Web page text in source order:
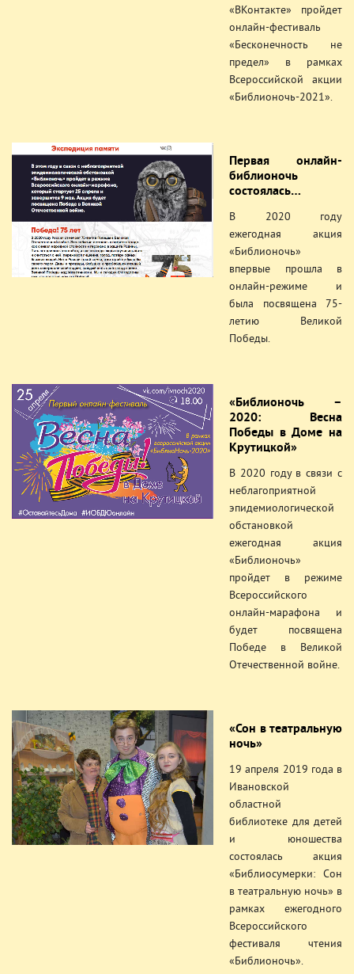
«ВКонтакте» пройдет
онлайн-фестиваль
«Бесконечность не
предел» в рамках
Всероссийской акции
«Библионочь-2021».
Первая онлайн-
библионочь
состоялась…
В 2020 году
ежегодная акция
«Библионочь»
впервые прошла в
онлайн-режиме и
была посвящена 75-
летию Великой
Победы.
«Библионочь –
2020: Весна
Победы в Доме на
Крутицкой»
В 2020 году в связи с
неблагоприятной
эпидемиологической
обстановкой
ежегодная акция
«Библионочь»
пройдет в режиме
Всероссийского
онлайн-марафона и
будет посвящена
Победе в Великой
Отечественной войне.
«Сон в театральную
ночь»
19 апреля 2019 года в
Ивановской
областной
библиотеке для детей
и юношества
состоялась акция
«Библиосумерки: Сон
в театральную ночь» в
рамках ежегодного
Всероссийского
фестиваля чтения
«Библионочь».